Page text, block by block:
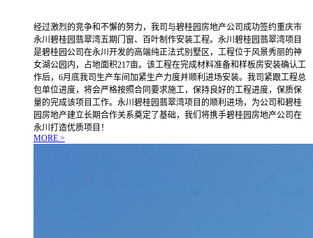
经过激烈的竞争和不懈的努力，我司与碧桂园房地产公司成功签约重庆市
永川碧桂园翡翠湾五期门窗、百叶制作安装工程。永川碧桂园翡翠湾项目
是碧桂园公司在永川开发的高端纯正法式别墅区，工程位于风景秀丽的神
女湖公园内，占地面积217亩。该工程在完成材料准备和样板房安装确认工
作后，6月底我司生产车间加紧生产力度并顺利进场安装。我司紧跟工程总
包单位进度，将会严格按照合同要求施工，保持良好的工程进度，保质保
量的完成该项目工作。永川碧桂园翡翠湾项目的顺利进场，为公司和碧桂
园房地产建立长期合作关系奠定了基础，我们将携手碧桂园房地产公司在
永川打造优质项目！
MORE >